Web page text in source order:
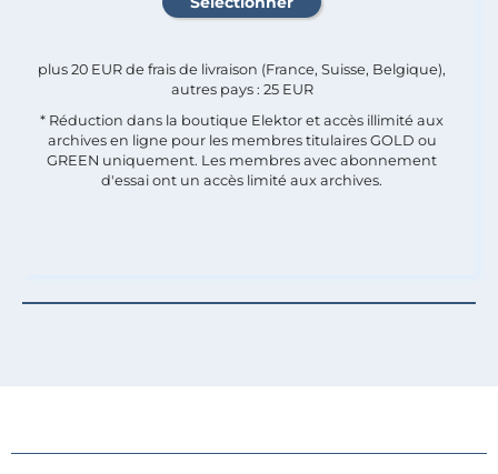
plus 20 EUR de frais de livraison (France, Suisse, Belgique),
autres pays : 25 EUR
* Réduction dans la boutique Elektor et accès illimité aux
archives en ligne pour les membres titulaires GOLD ou
GREEN uniquement. Les membres avec abonnement
d'essai ont un accès limité aux archives.